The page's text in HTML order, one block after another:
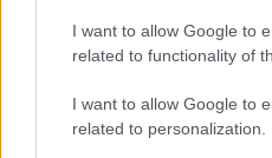
I want to allow Google to
related to functionality of
I want to allow Google to
related to personalization.
asins spļaušana; viss kā
Gaiļezera slimnīcas
diagnozes, kamēr krēpās
baciļus.